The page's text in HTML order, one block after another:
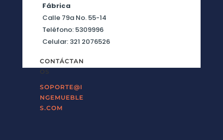
Fábrica
Calle 79a No. 55-14
Teléfono: 5309996
Celular: 321 2076526
CONTÁCTAN
OS
SOPORTE@I
NGEMUEBLE
S.COM